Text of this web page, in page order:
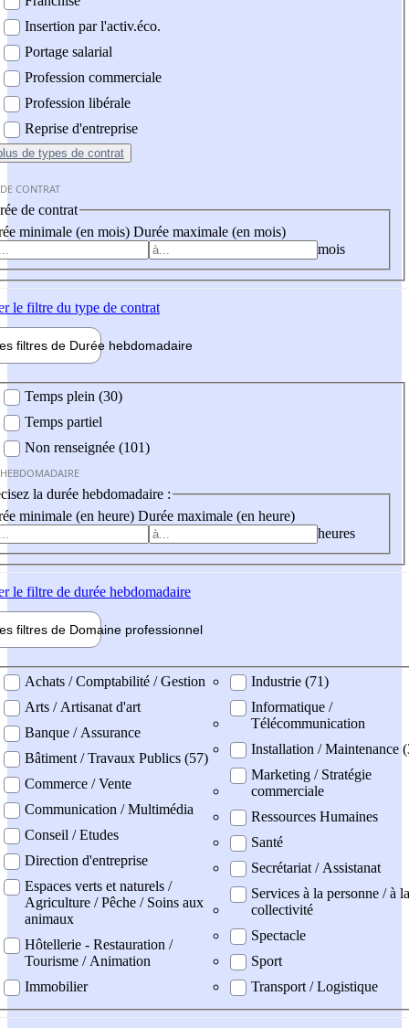
Insertion par l'activ.éco.
Portage salarial
Profession commerciale
Profession libérale
Reprise d'entreprise
de types de contrat
CONTRAT
de contrat
minimale (en mois) Durée maximale (en mois)
mois
le filtre du type de contrat
filtres de Durée hebdomadaire
Temps plein (30)
Temps partiel
Non renseignée (101)
la durée hebdomadaire :
minimale (en heure) Durée maximale (en heure)
heures
le filtre de durée hebdomadaire
filtres de Domaine professionnel
professionel
Achats / Comptabilité / Gestion
Arts / Artisanat d'art
Banque / Assurance
Bâtiment / Travaux Publics (57)
Commerce / Vente
Communication / Multimédia
Conseil / Etudes
Direction d'entreprise
Espaces verts et naturels /
Agriculture / Pêche / Soins aux
animaux
Hôtellerie - Restauration /
Tourisme / Animation
Immobilier
Industrie (71)
Informatique /
Télécommunication
Installation / Maintenance
Marketing / Stratégie
commerciale
Ressources Humaines
Santé
Secrétariat / Assistanat
Services à la personne / à la
collectivité
Spectacle
Sport
Transport / Logistique